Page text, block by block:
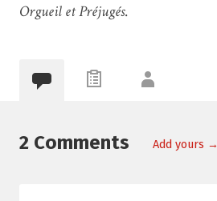
Orgueil et Préjugés.
2 Comments Add yours →